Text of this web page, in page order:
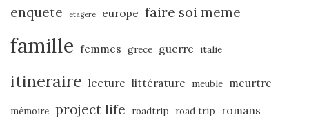
enquete etagere europe faire soi meme
famille femmes grece guerre italie
itineraire lecture littérature meuble meurtre
mémoire project life roadtrip road trip romans